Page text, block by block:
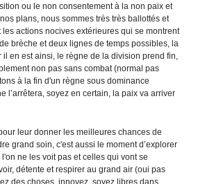
ou le non consentement à la non paix et
plans, nous sommes très très ballottés et
actions nocives extérieures qui se montrent
brèche et deux lignes de temps possibles, la
en est ainsi, le règne de la division prend fin,
non pas sans combat (normal pas
à la fin d'un règne sous dominance
l’arrêtera, soyez en certain, la paix va arriver
leur donner les meilleures chances de
grand soin, c'est aussi le moment d’explorer
ne les voit pas et celles qui vont se
détente et respirer au grand air (oui pas
des choses, innovez, soyez libres dans